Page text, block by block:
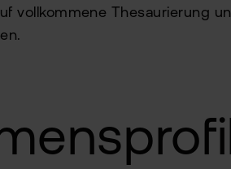
vollkommene Thesaurierung